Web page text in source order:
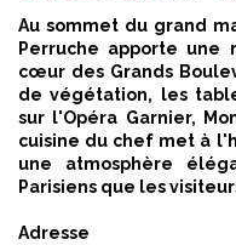
Au sommet du grand
Perruche apporte une
cœur des Grands
de végétation, les
sur l'Opéra Garnier,
cuisine du chef met à
une atmosphère
Parisiens que les
Adresse